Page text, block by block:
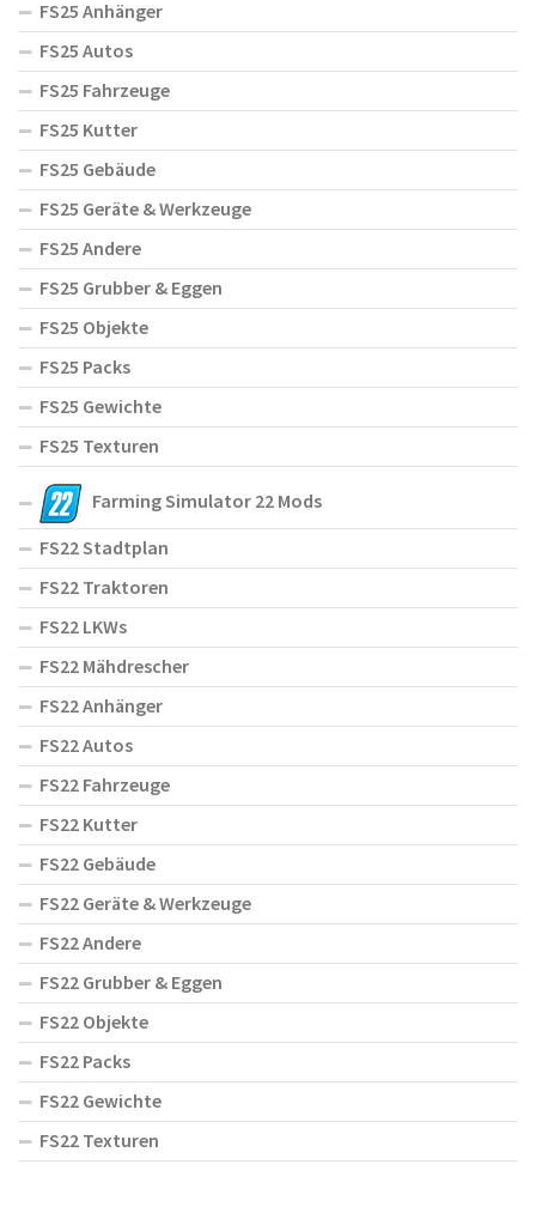
FS25 Anhänger
FS25 Autos
FS25 Fahrzeuge
FS25 Kutter
FS25 Gebäude
FS25 Geräte & Werkzeuge
FS25 Andere
FS25 Grubber & Eggen
FS25 Objekte
FS25 Packs
FS25 Gewichte
FS25 Texturen
Farming Simulator 22 Mods
FS22 Stadtplan
FS22 Traktoren
FS22 LKWs
FS22 Mähdrescher
FS22 Anhänger
FS22 Autos
FS22 Fahrzeuge
FS22 Kutter
FS22 Gebäude
FS22 Geräte & Werkzeuge
FS22 Andere
FS22 Grubber & Eggen
FS22 Objekte
FS22 Packs
FS22 Gewichte
FS22 Texturen